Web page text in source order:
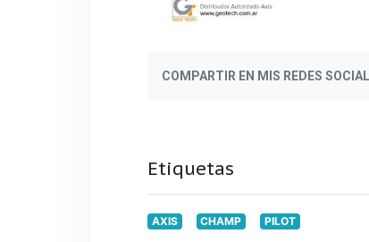
COMPARTIR EN MIS REDES
Etiquetas
AXIS CHAMP PILOT